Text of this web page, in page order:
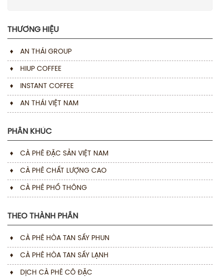
THƯƠNG HIỆU
♦ AN THÁI GROUP
♦ HIUP COFFEE
♦ INSTANT COFFEE
♦ AN THÁI VIỆT NAM
PHÂN KHÚC
♦ CÀ PHÊ ĐẶC SẢN VIỆT NAM
♦ CÀ PHÊ CHẤT LƯỢNG CAO
♦ CÀ PHÊ PHỔ THÔNG
THEO THÀNH PHẦN
♦ CÀ PHÊ HÒA TAN SẤY PHUN
♦ CÀ PHÊ HÒA TAN SẤY LẠNH
♦ DỊCH CÀ PHÊ CÔ ĐẶC